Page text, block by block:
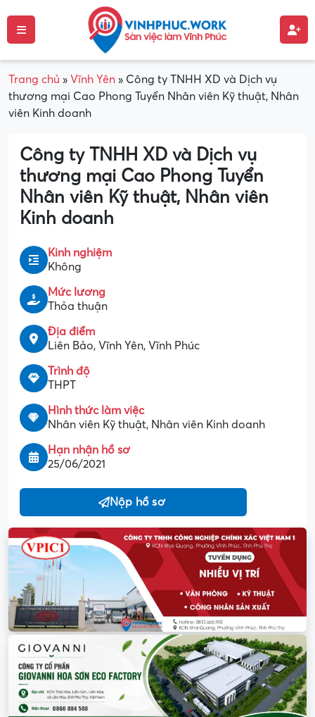
Trang chủ » Vĩnh Yên » Công ty TNHH XD và Dịch vụ
thương mại Cao Phong Tuyển Nhân viên Kỹ thuật, Nhân
viên Kinh doanh
Công ty TNHH XD và Dịch vụ
thương mại Cao Phong Tuyển
Nhân viên Kỹ thuật, Nhân viên
Kinh doanh
Kinh nghiệm
Không
Mức lương
Thỏa thuận
Địa điểm
Liên Bảo, Vĩnh Yên, Vĩnh Phúc
Trình độ
THPT
Hình thức làm việc
Nhân viên Kỹ thuật, Nhân viên Kinh doanh
Hạn nhận hồ sơ
25/06/2021
Nộp hồ sơ